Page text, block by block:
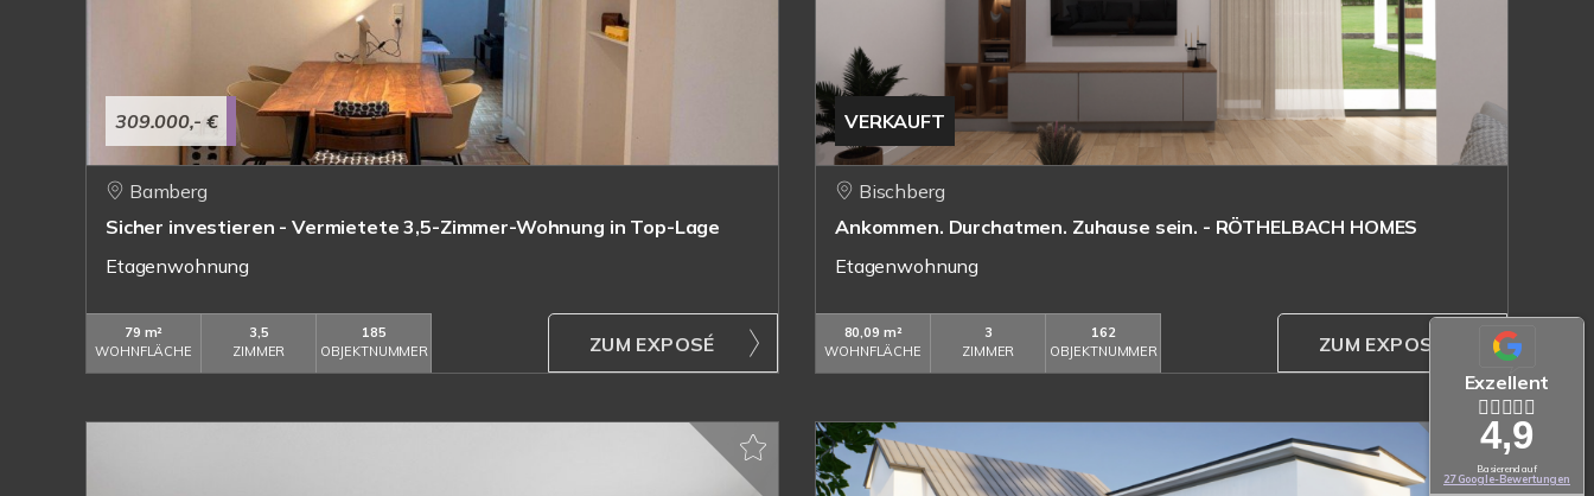
309.000,- €
Bamberg
Sicher investieren - Vermietete 3,5-Zimmer-Wohnung in Top-Lage
Etagenwohnung
79 m²
WOHNFLÄCHE
3,5
ZIMMER
185
OBJEKTNUMMER
ZUM EXPOSÉ
VERKAUFT
Bischberg
Ankommen. Durchatmen. Zuhause sein. - RÖTHELBACH HOMES
Etagenwohnung
80,09 m²
WOHNFLÄCHE
3
ZIMMER
162
OBJEKTNUMMER
ZUM EXPOSÉ
Exzellent
4,9
Basierend auf
27 Google-Bewertungen